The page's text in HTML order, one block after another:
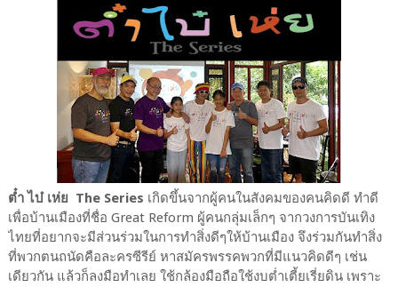
ต๋ำ ไบ๋ เห่ย The Series เกิดขึ้นจากผู้คนในสังคมของคนคิดดี ทำดี
เพื่อบ้านเมืองที่ชื่อ Great Reform ผู้คนกลุ่มเล็กๆ จากวงการบันเทิง
ไทยที่อยากจะมีส่วนร่วมในการทำสิ่งดีๆให้บ้านเมือง จึงร่วมกันทำสิ่ง
ที่พวกตนถนัดคือละครซีรีย์ หาสมัครพรรคพวกที่มีแนวคิดดีๆ เช่น
เดียวกัน แล้วก็ลงมือทำเลย ใช้กล้องมือถือใช้งบต่ำเตี้ยเรี่ยดิน เพราะ